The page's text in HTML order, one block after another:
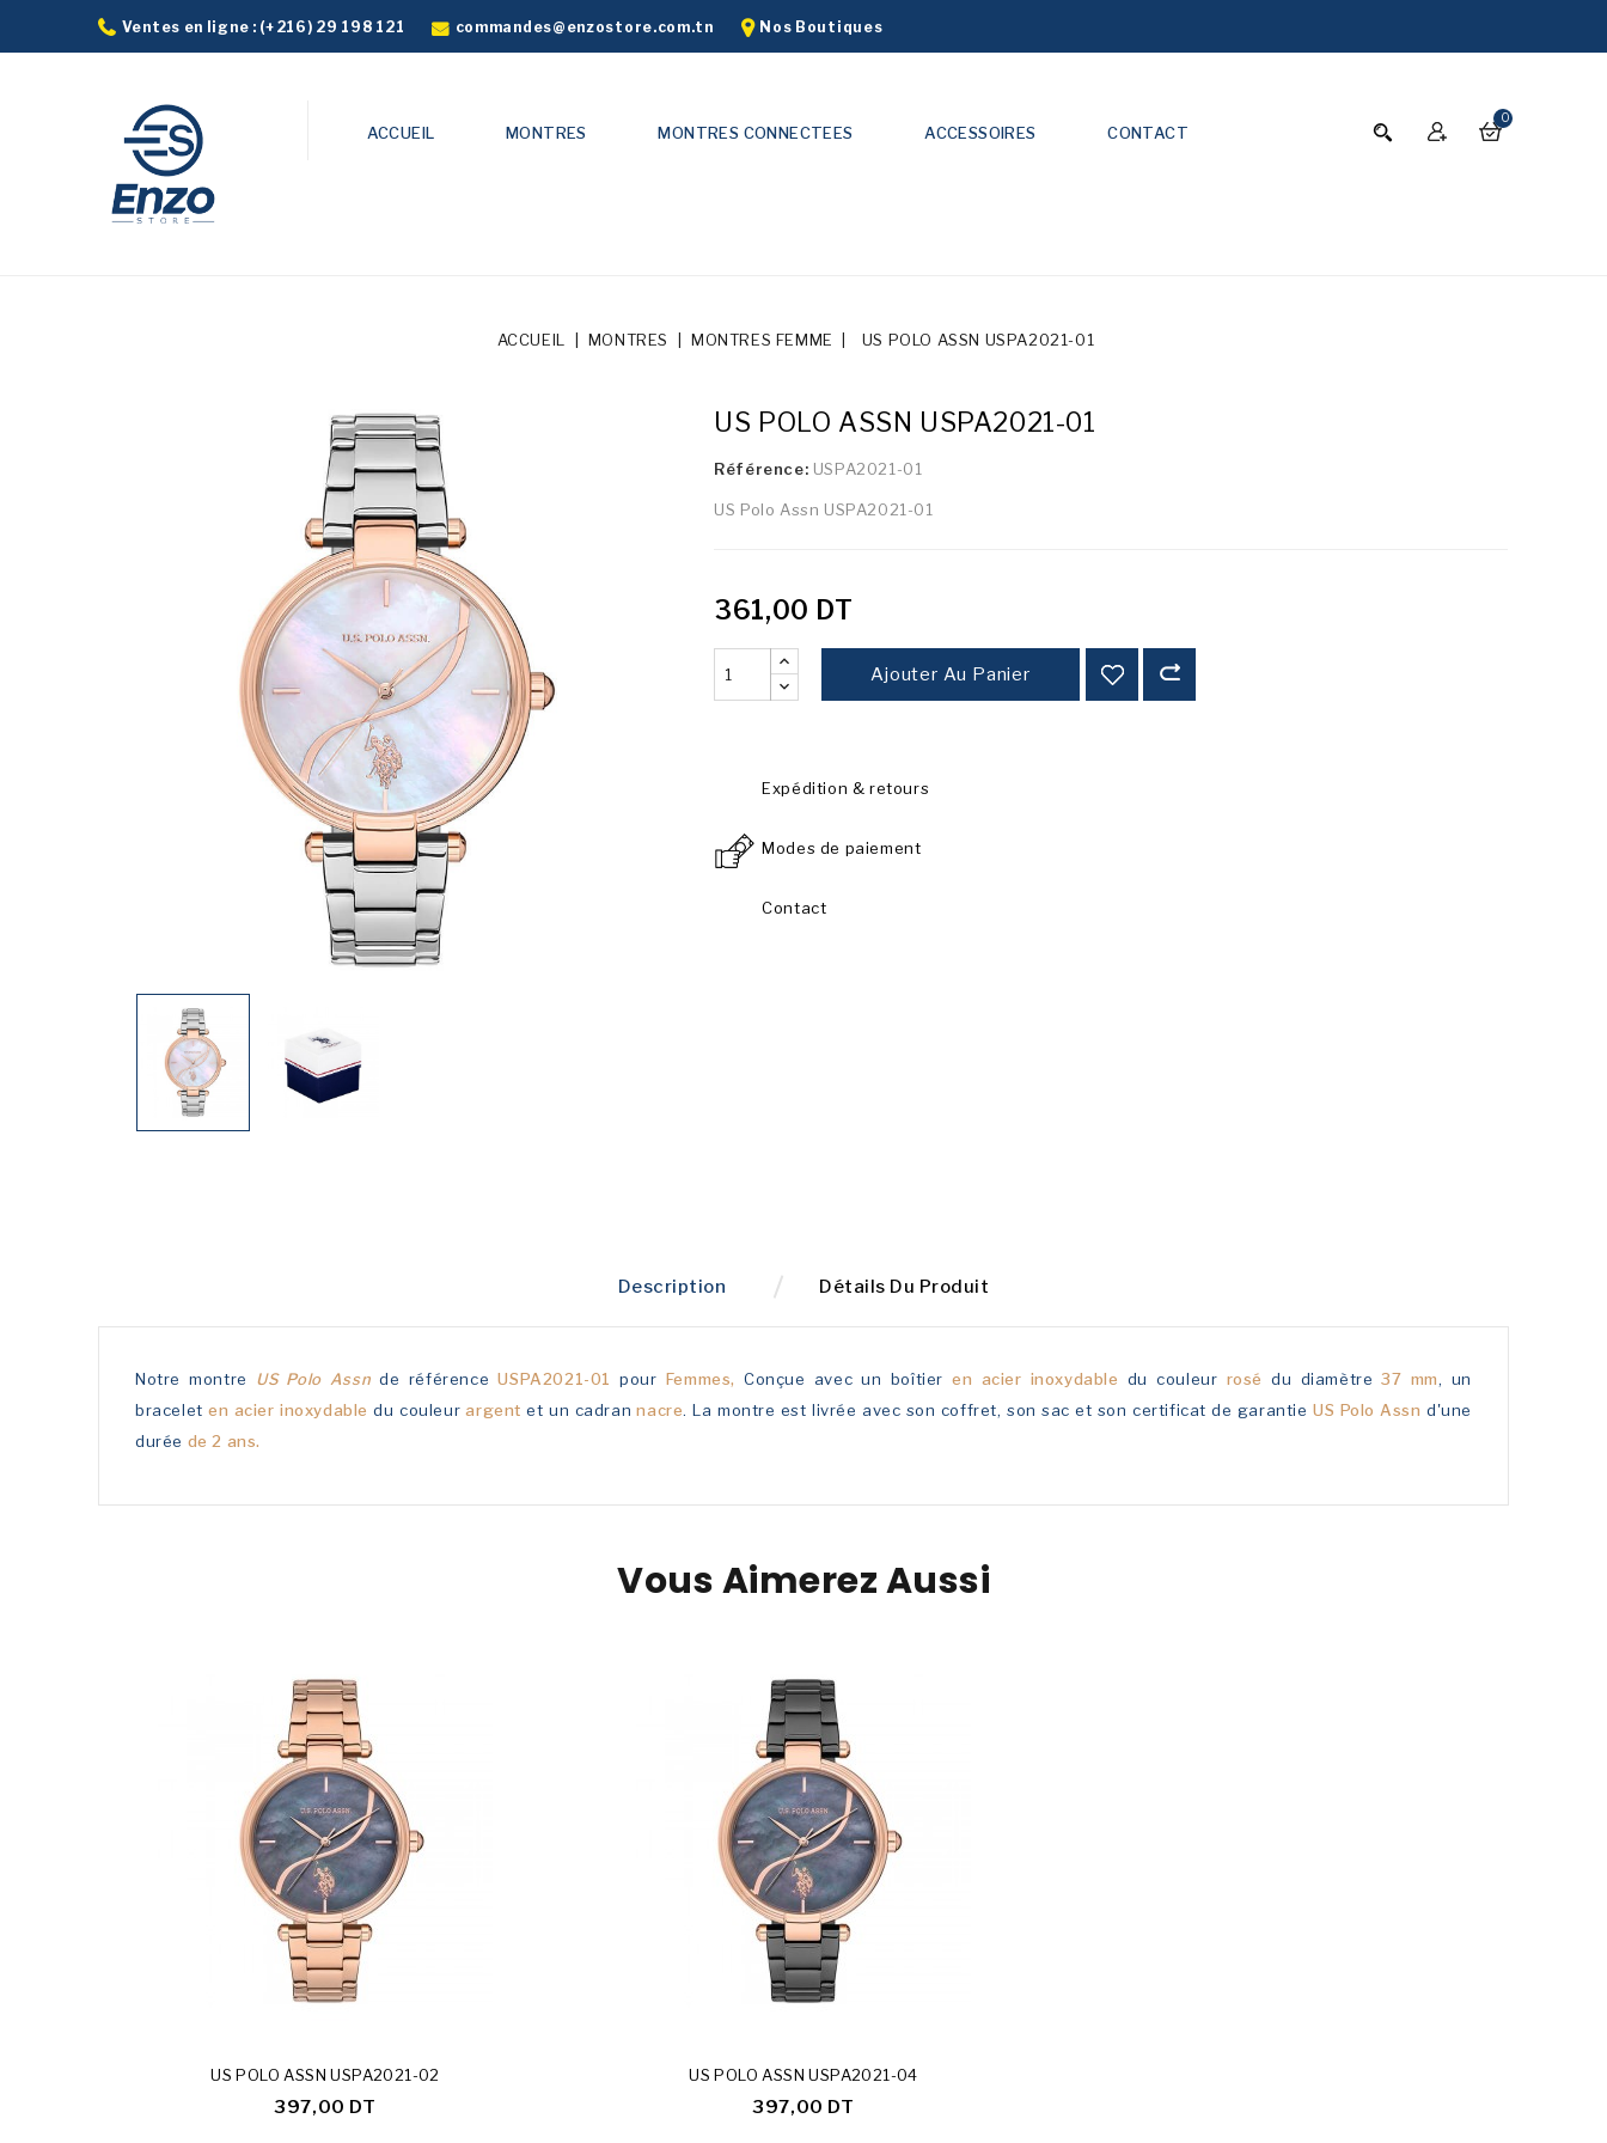
Ventes en ligne : (+216) 29 198 121 commandes@enzostore.com.tn Nos Boutiques
0
ACCUEIL MONTRES MONTRES CONNECTEES ACCESSOIRES CONTACT
ACCUEIL MONTRES MONTRES FEMME US POLO ASSN USPA2021-01
US POLO ASSN USPA2021-01
Référence: USPA2021-01
US Polo Assn USPA2021-01
361,00 DT
Ajouter Au Panier
Expédition & retours
Modes de paiement
Contact
Description Détails Du Produit
Notre montre US Polo Assnde référenceUSPA2021-01 pour Femmes,Conçue avec un boîtieren acier inoxydable du couleur rosédu diamètre37 mm, un
braceleten acier inoxydabledu couleurargentet un cadran nacre. La montre est livrée avec son coffret, son sac et son certificat de garantie US Polo Assnd'une
durée de 2 ans.
Vous Aimerez Aussi
US POLO ASSN USPA2021-02
397,00 DT
US POLO ASSN USPA2021-04
397,00 DT